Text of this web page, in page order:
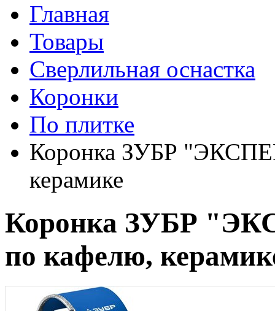
Главная
Товары
Сверлильная оснастка
Коронки
По плитке
Коронка ЗУБР
керамике
Коронка ЗУБР
по кафелю,